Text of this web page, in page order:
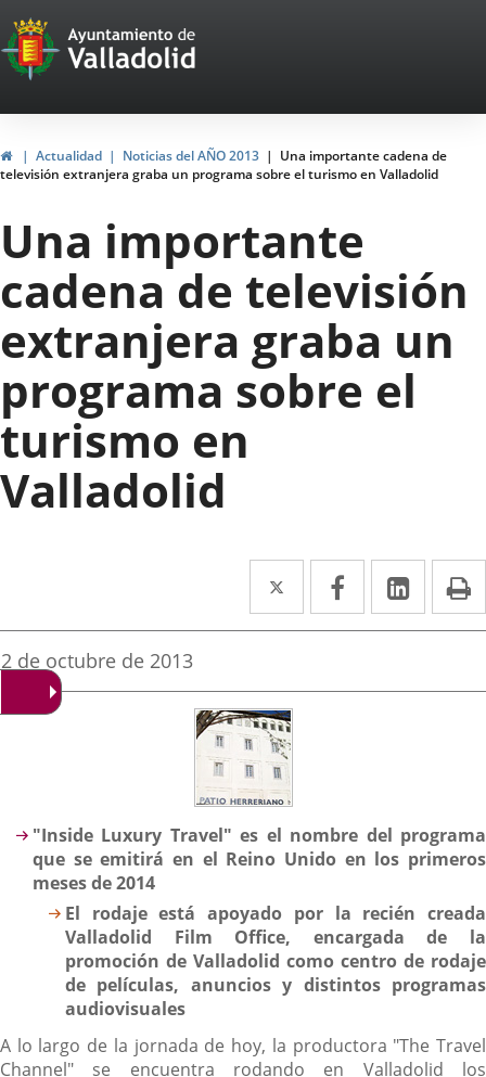
Portal
Web
del
Ayuntamiento
de
Valladolid
HomeActualidad Noticias del AÑO 2013
Una importante cadena de
televisión extranjera graba un programa sobre el turismo en Valladolid
Una importante
cadena de televisión
extranjera graba un
programa sobre el
turismo en
Valladolid
Twitter
Enlace
a
aplicación
externa.
Facebook
Enlace
a
aplicación
Enlace
a
Fecha
de
noticia
2 de octubre de 2013
Descripción
"Inside Luxury Travel" es el nombre del programa
que se emitirá en el Reino Unido en los primeros
meses de 2014
El rodaje está apoyado por la recién creada
Valladolid Film Office, encargada de la
promoción de Valladolid como centro de rodaje
de películas, anuncios y distintos programas
audiovisuales
A lo largo de la jornada de hoy, la productora "The Travel
Channel" se encuentra rodando en Valladolid los